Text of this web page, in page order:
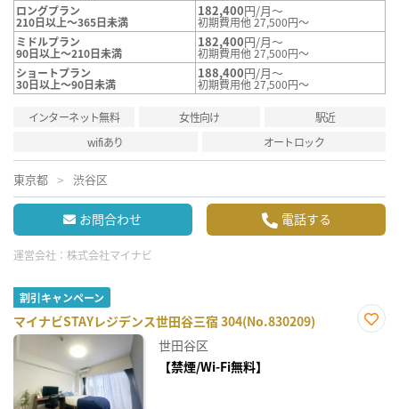
ロングプラン
210日以上～365日未満
182,400円/月～
初期費用他 27,500円～
ミドルプラン
90日以上～210日未満
182,400円/月～
初期費用他 27,500円～
ショートプラン
30日以上～90日未満
188,400円/月～
初期費用他 27,500円～
インターネット無料 女性向け
駅近
wifiあり
オートロック
東京都 渋谷区
お問合わせ 電話する
運営会社： 株式会社マイナビ
割引キャンペーン
マイナビSTAYレジデンス世田谷三宿 304(No.830209)
世田谷区
【禁煙/Wi-Fi無料】